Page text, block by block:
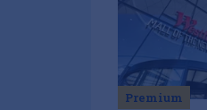
Premium